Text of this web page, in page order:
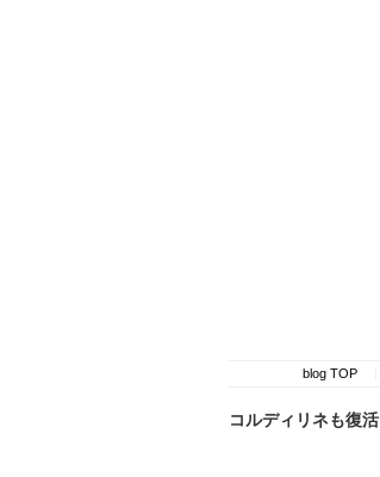
blog TOP
コルディリネも復活